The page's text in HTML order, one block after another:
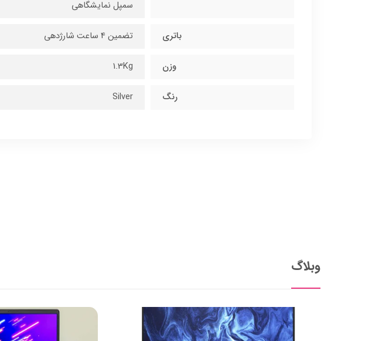
سمپل نمایشگاهی
باتری تضمين 4 ساعت شارژدهی
وزن 1.3Kg
رنگ Silver
وبلاگ